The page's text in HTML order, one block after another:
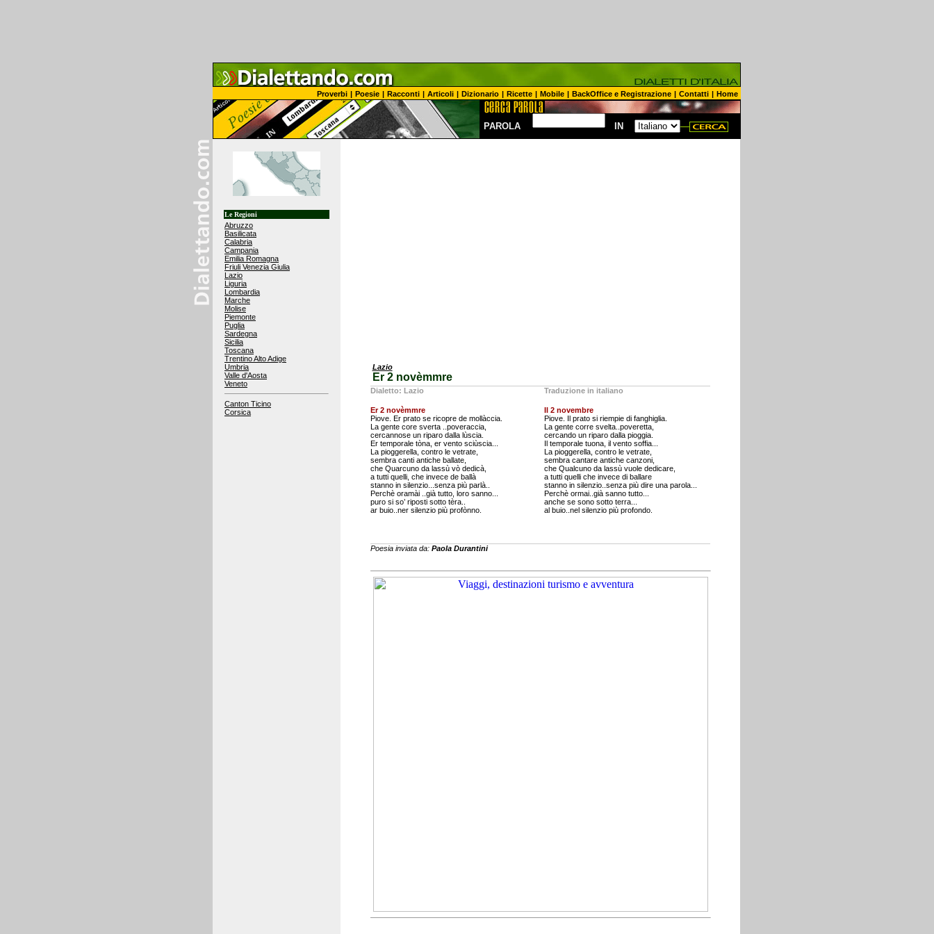
Proverbi | Poesie | Racconti | Articoli | Dizionario | Ricette | Mobile | BackOffice e Registrazione | Contatti | Home
PAROLA IN
Le Regioni
Abruzzo
Basilicata
Calabria
Campania
Emilia Romagna
Friuli Venezia Giulia
Lazio
Liguria
Lombardia
Marche
Molise
Piemonte
Puglia
Sardegna
Sicilia
Toscana
Trentino Alto Adige
Umbria
Valle d'Aosta
Veneto
Canton Ticino
Corsica
Lazio
Er 2 novèmmre
Dialetto: Lazio
Er 2 novèmmre
Piove. Er prato se ricopre de mollàccia.
La gente core sverta ..poveraccia,
cercannose un riparo dalla lùscia.
Er temporale tòna, er vento sciùscia...
La pioggerella, contro le vetrate,
sembra canti antiche ballate,
che Quarcuno da lassù vò dedicà,
a tutti quelli, che invece de ballà
stanno in silenzio...senza più parlà..
Perchè oramài ..già tutto, loro sanno...
puro si so’ riposti sotto tèra..
ar buio..ner silenzio più profònno.
Traduzione in italiano
Il 2 novembre
Piove. Il prato si riempie di fanghiglia.
La gente corre svelta..poveretta,
cercando un riparo dalla pioggia.
Il temporale tuona, il vento soffia...
La pioggerella, contro le vetrate,
sembra cantare antiche canzoni,
che Qualcuno da lassù vuole dedicare,
a tutti quelli che invece di ballare
stanno in silenzio..senza più dire una parola...
Perchè ormai..già sanno tutto...
anche se sono sotto terra...
al buio..nel silenzio più profondo.
Poesia inviata da: Paola Durantini